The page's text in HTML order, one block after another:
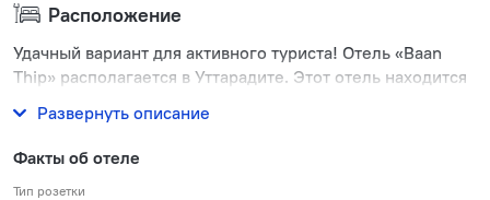
Расположение
Удачный вариант для активного туриста! Отель «Baan
Thip» располагается в Уттарадите. Этот отель находится
Развернуть описание
Факты об отеле
Тип розетки